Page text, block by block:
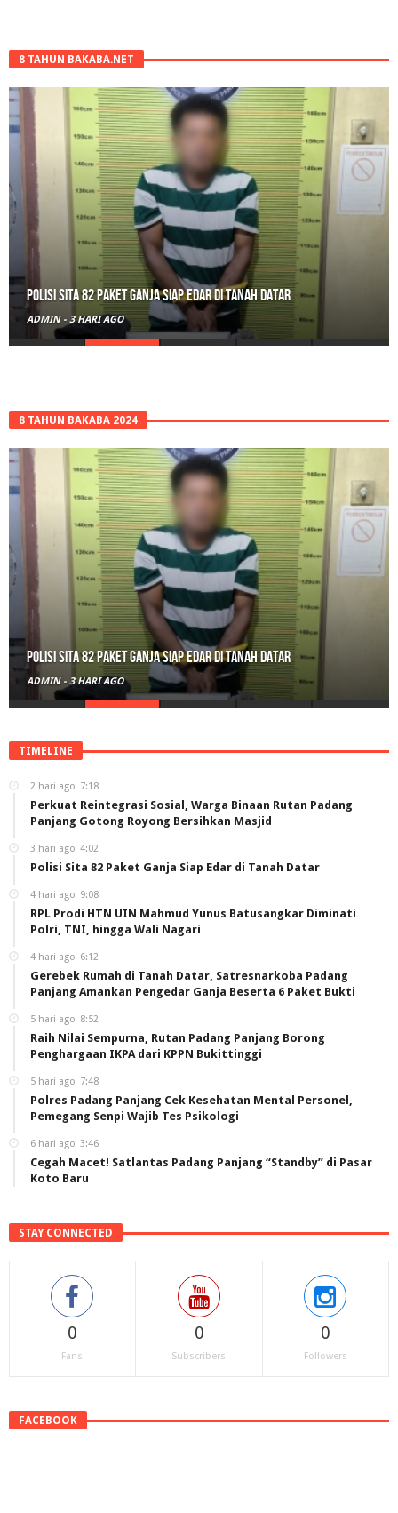
8 TAHUN BAKABA.NET
Polisi Sita 82 Paket Ganja Siap Edar di Tanah Datar
ADMIN - 3 HARI AGO
8 TAHUN BAKABA 2024
Polisi Sita 82 Paket Ganja Siap Edar di Tanah Datar
ADMIN - 3 HARI AGO
TIMELINE
2 hari ago 7:18
Perkuat Reintegrasi Sosial, Warga Binaan Rutan Padang
Panjang Gotong Royong Bersihkan Masjid
3 hari ago 4:02
Polisi Sita 82 Paket Ganja Siap Edar di Tanah Datar
4 hari ago 9:08
RPL Prodi HTN UIN Mahmud Yunus Batusangkar Diminati
Polri, TNI, hingga Wali Nagari
4 hari ago 6:12
Gerebek Rumah di Tanah Datar, Satresnarkoba Padang
Panjang Amankan Pengedar Ganja Beserta 6 Paket Bukti
5 hari ago 8:52
Raih Nilai Sempurna, Rutan Padang Panjang Borong
Penghargaan IKPA dari KPPN Bukittinggi
5 hari ago 7:48
Polres Padang Panjang Cek Kesehatan Mental Personel,
Pemegang Senpi Wajib Tes Psikologi
6 hari ago 3:46
Cegah Macet! Satlantas Padang Panjang “Standby” di Pasar
Koto Baru
STAY CONNECTED
0
Fans
0
Subscribers
0
Followers
FACEBOOK